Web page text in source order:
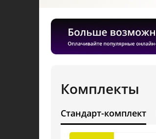
Комплекты
Стандарт-комплект